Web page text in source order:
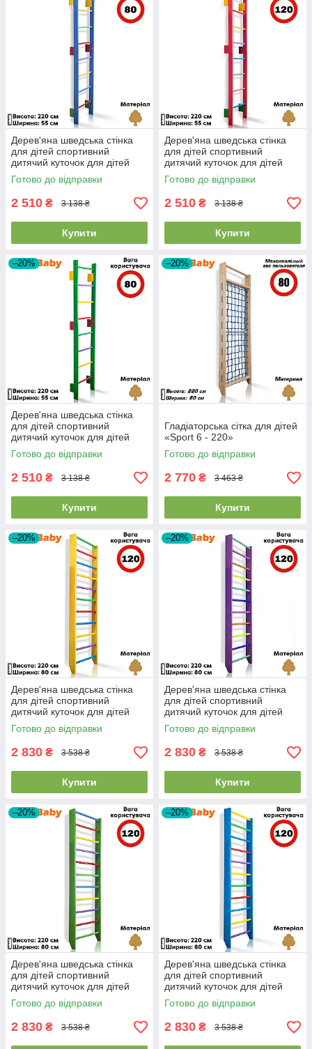
Дерев'яна шведська стінка
для дітей спортивний
дитячий куточок для дітей
Sportbaby "Teenager-0-220
Blue"
Готово до відправки
2 510 ₴ 3 138 ₴
Купити
Дерев'яна шведська стінка
для дітей спортивний
дитячий куточок для дітей
Sportbaby "Teenager-0-220
Barby"
Готово до відправки
2 510 ₴ 3 138 ₴
Купити
–20%
Дерев'яна шведська стінка
для дітей спортивний
дитячий куточок для дітей
Sportbaby "Teenager-0-220
Green"
Готово до відправки
2 510 ₴ 3 138 ₴
Купити
–20%
Гладіаторська сітка для дітей
«Sport 6 - 220»
Готово до відправки
2 770 ₴ 3 463 ₴
Купити
–20%
Дерев'яна шведська стінка
для дітей спортивний
дитячий куточок для дітей
SportBaby "0-220 Yellow"
Готово до відправки
2 830 ₴ 3 538 ₴
Купити
–20%
Дерев'яна шведська стінка
для дітей спортивний
дитячий куточок для дітей
Sportbaby "0-220 Purple"
Готово до відправки
2 830 ₴ 3 538 ₴
Купити
–20%
Дерев'яна шведська стінка
для дітей спортивний
дитячий куточок для дітей
SportBaby "0-220 Green"
Готово до відправки
2 830 ₴ 3 538 ₴
–20%
Дерев'яна шведська стінка
для дітей спортивний
дитячий куточок для дітей
SportBaby "0-220 Blue"
Готово до відправки
2 830 ₴ 3 538 ₴